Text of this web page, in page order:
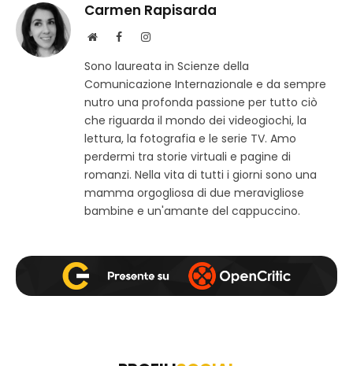
Carmen Rapisarda
S
t
o
w
F
c
e
b
k
I
s
t
a
m
Sono laureata in Scienze della
Comunicazione Internazionale e da sempre
nutro una profonda passione per tutto ciò
che riguarda il mondo dei videogiochi, la
lettura, la fotografia e le serie TV. Amo
perdermi tra storie virtuali e pagine di
romanzi. Nella vita di tutti i giorni sono una
mamma orgogliosa di due meravigliose
bambine e un'amante del cappuccino.